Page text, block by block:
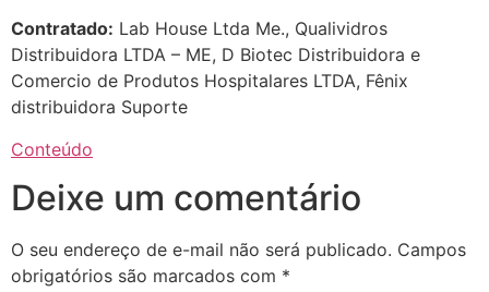
Contratado: Lab House Ltda Me., Qualividros
Distribuidora LTDA – ME, D Biotec Distribuidora e
Comercio de Produtos Hospitalares LTDA, Fênix
distribuidora Suporte
Conteúdo
Deixe um comentário
O seu endereço de e-mail não será publicado. Campos
obrigatórios são marcados com *